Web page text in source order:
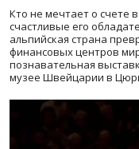
Кто не мечтает о счете
счастливые его
альпийская страна
финансовых центров
познавательная
музее Швейцарии в